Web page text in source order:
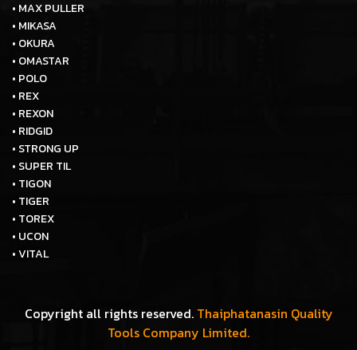
• MAX PULLER
• MIKASA
• OKURA
• OMASTAR
• POLO
• REX
• REXON
• RIDGID
• STRONG UP
• SUPER TIL
• TIGON
• TIGER
• TOREX
• UCON
• VITAL
Copyright all rights reserved. Thaiphatanasin Quality
Tools Company Limited.